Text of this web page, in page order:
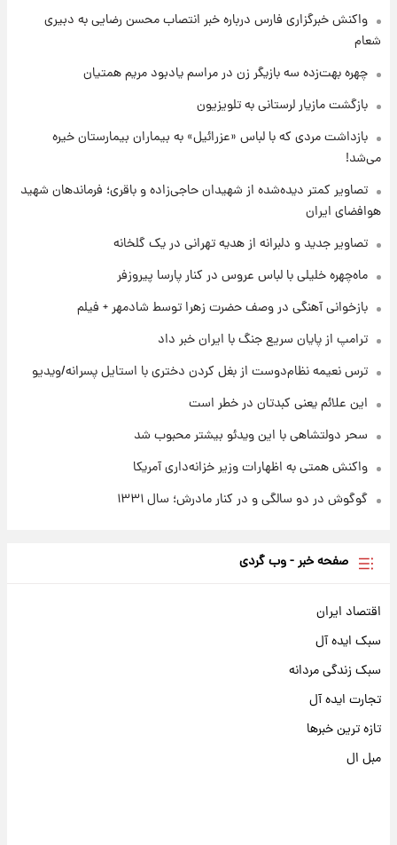
بازیکن به درد نخور استقلال با مقصد اروپا این
تیم را ترک کرد!
۱ روز پیش
قیمت خودروهای سایپا تغییر کرد؛ لیست قیمت
جمعه ۱۶ مرداد منتشر شد
قیمت‌ها تغییر کرد
واکنش خبرگزاری فارس درباره خبر انتصاب محسن رضایی به دبیری
شعام
چهره بهت‌زده سه بازیگر زن در مراسم یادبود مریم همتیان
بازگشت مازیار لرستانی به تلویزیون
بازداشت مردی که با لباس «عزرائیل» به بیماران بیمارستان خیره
می‌شد!
تصاویر کمتر دیده‌شده از شهیدان حاجی‌زاده و باقری؛ فرماندهان شهید
هوافضای ایران
تصاویر جدید و دلبرانه از هدیه تهرانی در یک گلخانه
ماه‌چهره خلیلی با لباس عروس در کنار پارسا پیروزفر
بازخوانی آهنگی در وصف حضرت زهرا توسط شادمهر + فیلم
ترامپ از پایان سریع جنگ با ایران خبر داد
ترس نعیمه نظام‌دوست از بغل کردن دختری با استایل پسرانه/ویدیو
این علائم یعنی کبدتان در خطر است
سحر دولتشاهی با این ویدئو بیشتر محبوب شد
واکنش همتی به اظهارات وزیر خزانه‌داری آمریکا
گوگوش در دو سالگی و در کنار مادرش؛ سال ۱۳۳۱
صفحه خبر - وب گردی
اقتصاد ایران
سبک ایده آل
سبک زندگی مردانه
تجارت ایده آل
تازه ترین خبرها
مبل ال